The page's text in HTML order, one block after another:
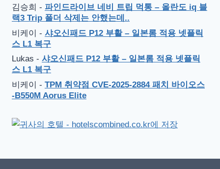
김승희 - 파인드라이브 네비 트립 먹통 – 올란도 iq 블
랙3 Trip 폴더 삭제는 안했는데..
비케이 - 샤오신패드 P12 부활 – 일본롬 적용 넷플릭
스 L1 복구
Lukas - 샤오신패드 P12 부활 – 일본롬 적용 넷플릭
스 L1 복구
비케이 - TPM 취약점 CVE-2025-2884 패치 바이오스
-B550M Aorus Elite